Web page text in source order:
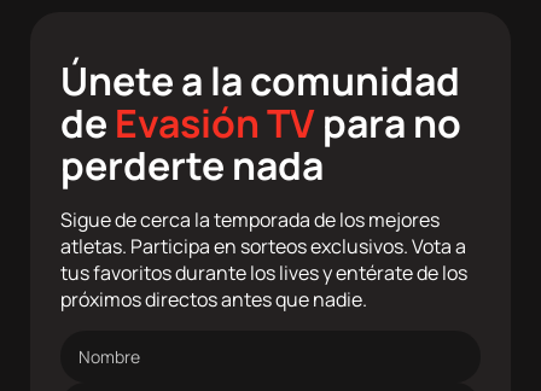
Únete a la comunidad
de Evasión TVpara no
perderte nada
Sigue de cerca la temporada de los mejores
atletas. Participa en sorteos exclusivos. Vota a
tus favoritos durante los lives y entérate de los
próximos directos antes que nadie.